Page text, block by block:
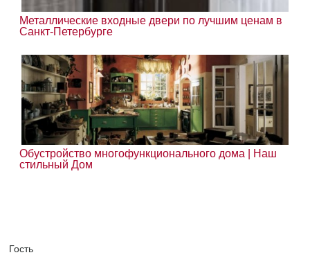
Металлические входные двери по лучшим ценам в
Санкт-Петербурге
Обустройство многофункционального дома | Наш
стильный Дом
Гость